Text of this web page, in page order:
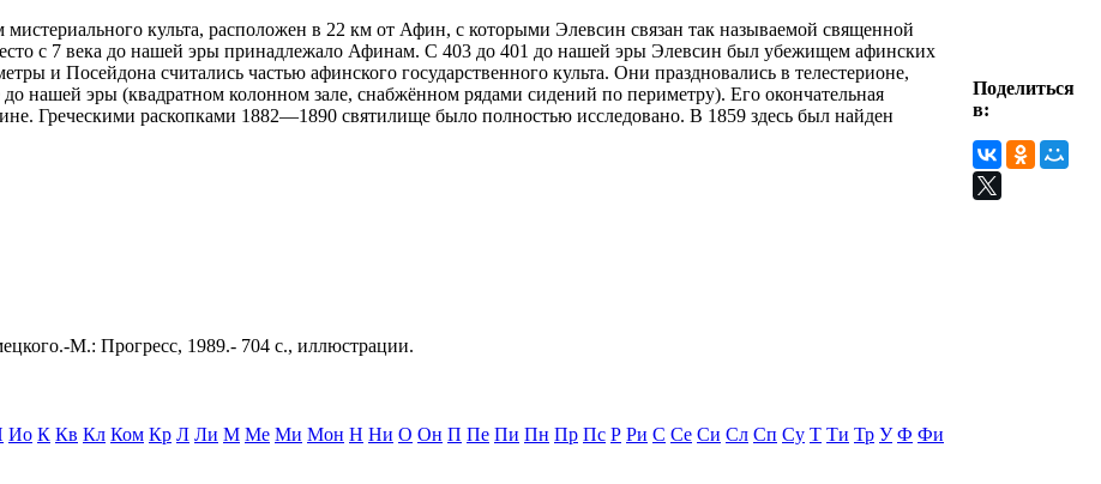
культа, расположен в 22 км от Афин, с которыми Элевсин связан так называемой священной
с 7 века до нашей эры принадлежало Афинам. С 403 до 401 до нашей эры Элевсин был убежищем афинских
и Посейдона считались частью афинского государственного культа. Они праздновались в телестерионе,
нашей эры (квадратном колонном зале, снабжённом рядами сидений по периметру). Его окончательная
Греческими раскопками 1882—1890 святилище было полностью исследовано. В 1859 здесь был найден
М.: Прогресс, 1989.- 704 с., иллюстрации.
Ио К Кв Кл Ком Кр Л Ли М Ме Ми Мон Н Ни О Он П Пе Пи Пн Пр Пс Р Ри С Се Си Сл Сп Су Т Ти Тр У Ф Фи
Поделиться
в: